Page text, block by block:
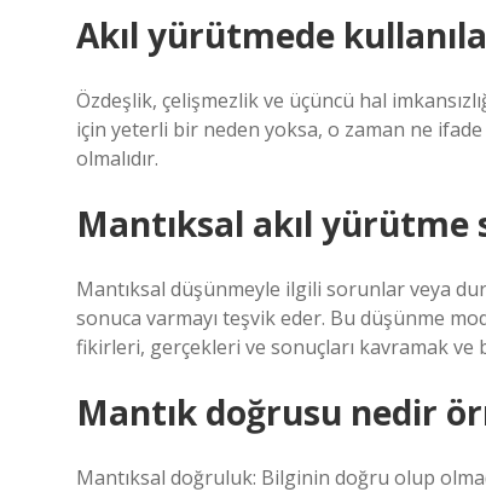
Akıl yürütmede
Özdeşlik, çelişmezlik ve üçüncü hal
için yeterli bir neden yoksa, o zaman ne
olmalıdır.
Mantıksal akıl
Mantıksal düşünmeyle ilgili sorunlar veya
sonuca varmayı teşvik eder. Bu düşünme
fikirleri, gerçekleri ve sonuçları kavramak ve
Mantık doğrusu nedir
Mantıksal doğruluk: Bilginin doğru olup